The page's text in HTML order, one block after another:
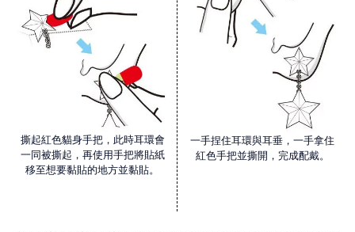
撕起紅色貓身手把，此時耳環會
一同被撕起，再使用手把將貼紙
移至想要黏貼的地方並黏貼。
一手捏住耳環與耳垂，一手拿住
紅色手把並撕開，完成配戴。